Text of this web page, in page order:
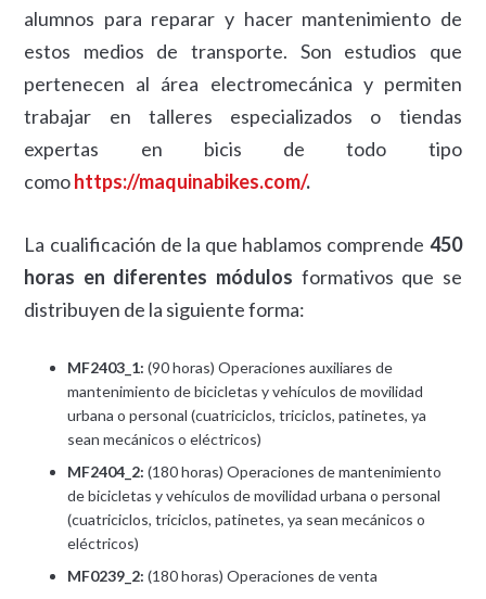
alumnos para reparar y hacer mantenimiento de
estos medios de transporte. Son estudios que
pertenecen al área electromecánica y permiten
trabajar en talleres especializados o tiendas
expertas en bicis de todo tipo
comohttps://maquinabikes.com/.
La cualificación de la que hablamos comprende 450
horas en diferentes módulos formativos que se
distribuyen de la siguiente forma:
MF2403_1: (90 horas) Operaciones auxiliares de
mantenimiento de bicicletas y vehículos de movilidad
urbana o personal (cuatriciclos, triciclos, patinetes, ya
sean mecánicos o eléctricos)
MF2404_2: (180 horas) Operaciones de mantenimiento
de bicicletas y vehículos de movilidad urbana o personal
(cuatriciclos, triciclos, patinetes, ya sean mecánicos o
eléctricos)
MF0239_2: (180 horas) Operaciones de venta